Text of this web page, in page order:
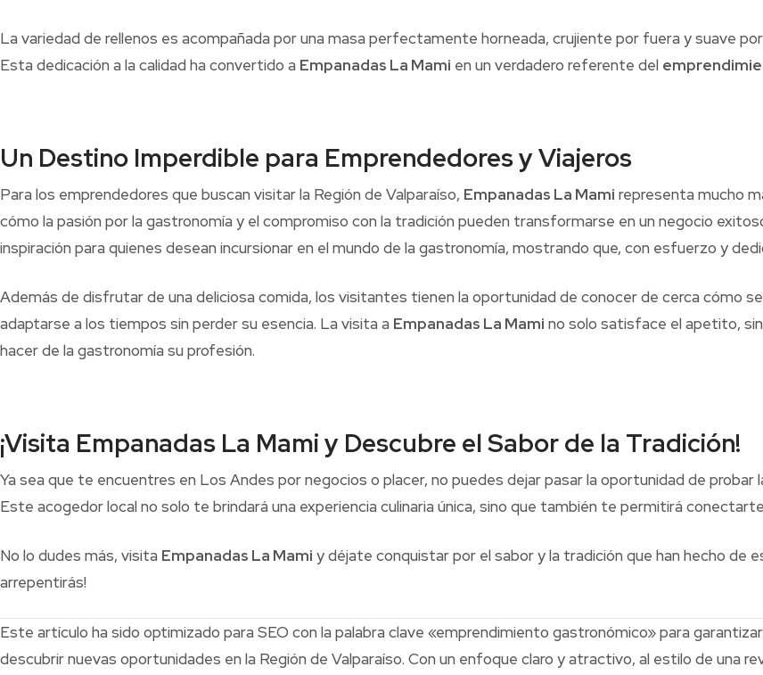
La variedad de rellenos es acompañada por una masa perfectamente horneada, crujiente por fuera y suave
Esta dedicación a la calidad ha convertido a Empanadas La Mami en un verdadero referente del
Un Destino Imperdible para Emprendedores y Viajeros
Para los emprendedores que buscan visitar la Región de Valparaíso, Empanadas La Mami representa mucho
cómo la pasión por la gastronomía y el compromiso con la tradición pueden transformarse en un negocio
inspiración para quienes desean incursionar en el mundo de la gastronomía, mostrando que, con esfuerzo y
Además de disfrutar de una deliciosa comida, los visitantes tienen la oportunidad de conocer de cerca cómo
adaptarse a los tiempos sin perder su esencia. La visita a Empanadas La Mami no solo satisface el apetito,
hacer de la gastronomía su profesión.
¡Visita Empanadas La Mami y Descubre el Sabor de la Tradición!
Ya sea que te encuentres en Los Andes por negocios o placer, no puedes dejar pasar la oportunidad de probar
Este acogedor local no solo te brindará una experiencia culinaria única, sino que también te permitirá
No lo dudes más, visita Empanadas La Mami y déjate conquistar por el sabor y la tradición que han hecho de
arrepentirás!
Este artículo ha sido optimizado para SEO con la palabra clave «emprendimiento gastronómico» para
descubrir nuevas oportunidades en la Región de Valparaíso. Con un enfoque claro y atractivo, al estilo de una